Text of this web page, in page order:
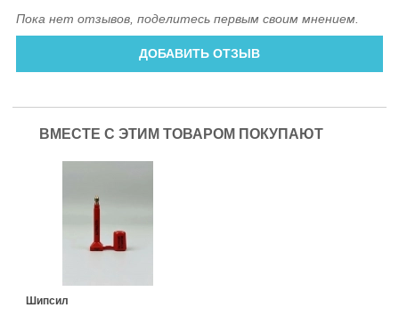
Пока нет отзывов, поделитесь первым своим мнением.
ДОБАВИТЬ ОТЗЫВ
ВМЕСТЕ С ЭТИМ ТОВАРОМ ПОКУПАЮТ
Шипсил